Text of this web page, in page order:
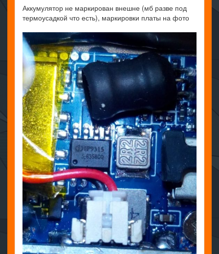
Аккумулятор не маркирован внешне (мб разве под
термоусадкой что есть), маркировки платы на фото